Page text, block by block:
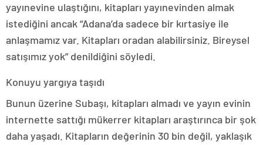
yayınevine ulaştığını, kitapları yayınevinden almak
istediğini ancak “Adana’da sadece bir kırtasiye ile
anlaşmamız var. Kitapları oradan alabilirsiniz. Bireysel
satışımız yok” denildiğini söyledi.
Konuyu yargıya taşıdı
Bunun üzerine Subaşı, kitapları almadı ve yayın evinin
internette sattığı mükerrer kitapları araştırınca bir şok
daha yaşadı. Kitapların değerinin 30 bin değil, yaklaşık